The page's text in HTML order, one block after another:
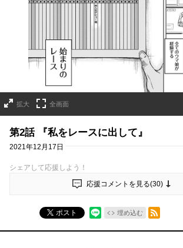
拡大 全画面
第2話 『私をレースに出して』
2021年12月17日
シェアして応援しよう！
応援コメントを見る(30)
ポスト 埋め込む
RSSフィード